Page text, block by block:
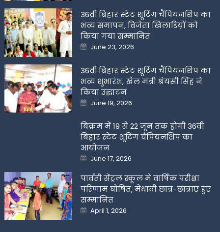
36वीं बिहार स्टेट शूटिंग चैंपियनशिप का
भव्य समापन, विजेता खिलाडिय़ों को
किया गया सम्मानित
Posted
on
June 23, 2026
36वीं बिहार स्टेट शूटिंग चैंपियनशिप का
भव्य शुभारंभ, खेल मंत्री श्रेयसी सिंह ने
किया उद्घाटन
Posted
on
June 19, 2026
बिक्रम में 19 से 22 जून तक होगी 36वीं
बिहार स्टेट शूटिंग चैंपियनशिप का
आयोजन
Posted
on
June 17, 2026
पार्वती सेंट्रल स्कूल में वार्षिक परीक्षा
परिणाम घोषित, मेधावी छात्र-छात्राएं हुए
सम्मानित
Posted
on
April 1, 2026